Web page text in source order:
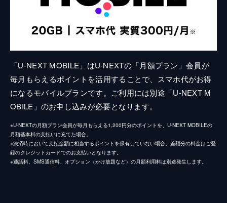
「U-NEXT MOBILE」はU-NEXTの「月額プラン」会員が
毎月もらえるポイントを活用することで、スマホ代がお得
になるモバイルプランです。ご利用には別途「U-NEXT M
OBILE」のお申し込みが必要となります。
※U-NEXTの月額プラン会員が毎月もらえる1,200円分のポイントを、U-NEXT MOBILEの
月額基本料の支払いに充てた場合。
※決済時において支払金額に相当するポイントを保有していない場合、差額分の料金はご登
録のクレジットカードでのお支払いとなります。
※通話料、SMS通信料、オプション（かけ放題など）の月額利用料は別途発生します。